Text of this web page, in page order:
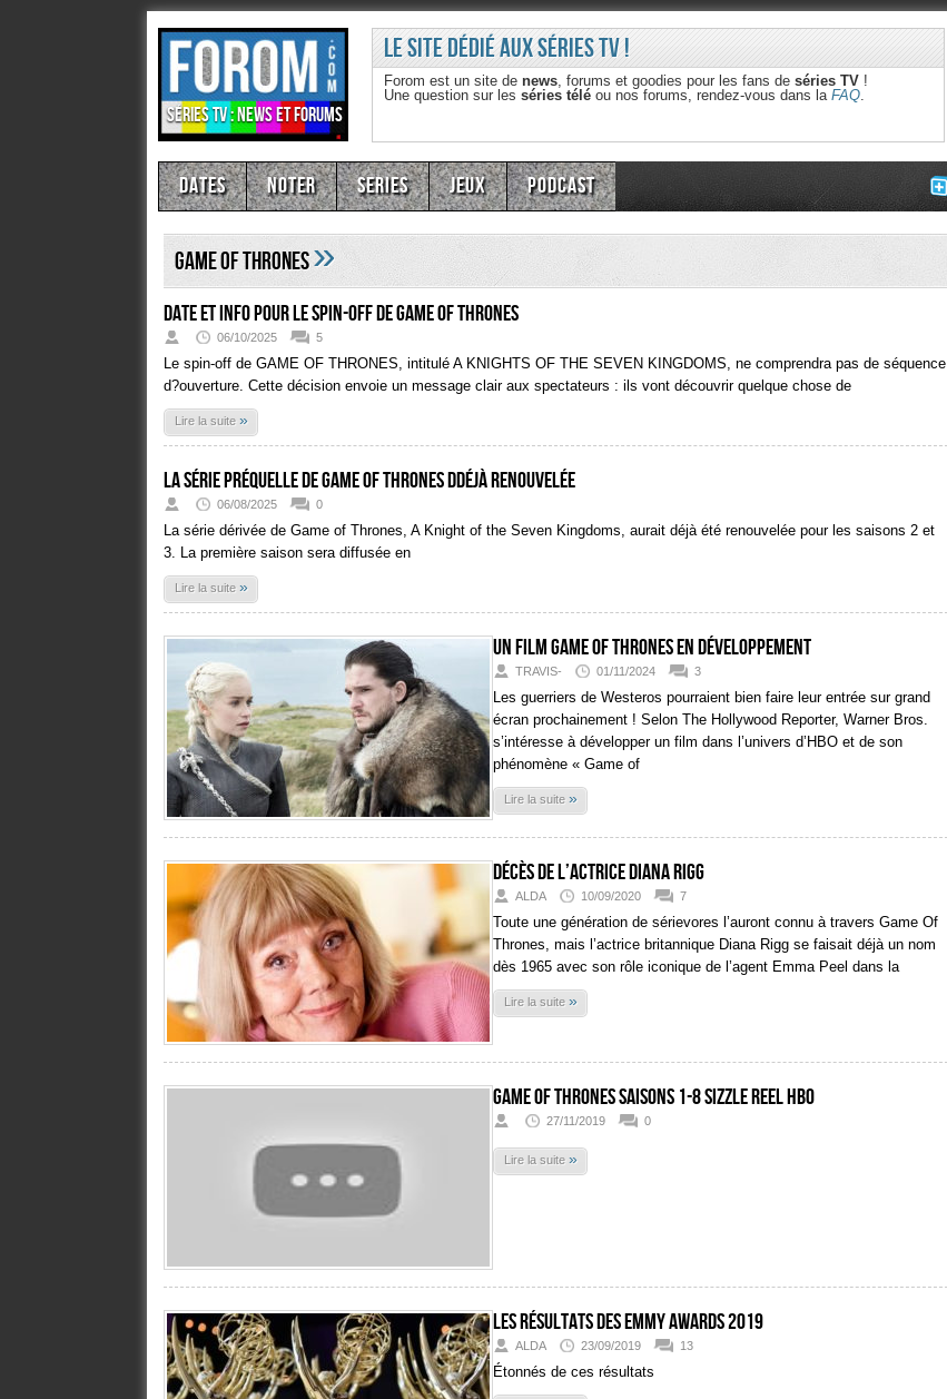
Séries TV : news et forums
Le site dédié aux séries TV !
Forom est un site de news, forums et goodies pour les fans de séries TV!
Une question sur les séries téléou nos forums, rendez-vous dans la FAQ.
Dates Noter Series Jeux Podcast
Game Of thrones»
Date et info pour le spin-off de Game of Thrones
06/10/2025 5
Le spin-off de GAME OF THRONES, intitulé A KNIGHTS OF THE SEVEN KINGDOMS, ne comprendra pas de séquence
d?ouverture. Cette décision envoie un message clair aux spectateurs : ils vont découvrir quelque chose de
Lire la suite »
La série préquelle de Game Of Thrones ddéjà renouvelée
06/08/2025 0
La série dérivée de Game of Thrones, A Knight of the Seven Kingdoms, aurait déjà été renouvelée pour les saisons 2 et
3. La première saison sera diffusée en
Lire la suite »
Un film Game of Thrones en développement
TRAVIS- 01/11/2024 3
Les guerriers de Westeros pourraient bien faire leur entrée sur grand
écran prochainement ! Selon The Hollywood Reporter, Warner Bros.
s’intéresse à développer un film dans l’univers d’HBO et de son
phénomène « Game of
Lire la suite »
Décès de l’actrice Diana Rigg
ALDA 10/09/2020 7
Toute une génération de sérievores l’auront connu à travers Game Of
Thrones, mais l’actrice britannique Diana Rigg se faisait déjà un nom
dès 1965 avec son rôle iconique de l’agent Emma Peel dans la
Lire la suite »
Game Of Thrones Saisons 1-8 Sizzle Reel HBO
27/11/2019 0
Lire la suite »
Les résultats des Emmy Awards 2019
ALDA 23/09/2019 13
Étonnés de ces résultats